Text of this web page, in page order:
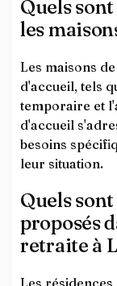
Quels
les
Les maisons
d'accueil, tels
temporaire et
d'accueil
besoins
leur situation.
Quels
proposés
retraite à
Les